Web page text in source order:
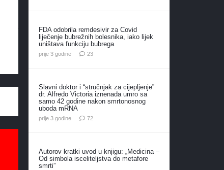
FDA odobrila remdesivir za Covid
liječenje bubrežnih bolesnika, iako lijek
uništava funkciju bubrega
prije 3 godine 23komentara
Slavni doktor i “stručnjak za cijepljenje”
dr. Alfredo Victoria iznenada umro sa
samo 42 godine nakon smrtonosnog
uboda mRNA
prije 3 godine 72komentara
Autorov kratki uvod u knjigu: „Medicina –
Od simbola isceliteljstva do metafore
smrti”